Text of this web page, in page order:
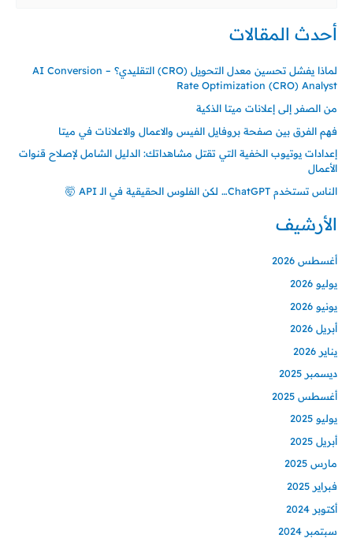
أحدث المقالات
لماذا يفشل تحسين معدل التحويل (CRO) التقليدي؟ – AI Conversion
Rate Optimization (CRO) Analyst
من الصفر إلى إعلانات ميتا الذكية
فهم الفرق بين صفحة بروفايل الفيس والاعمال والاعلانات في ميتا
إعدادات يوتيوب الخفية التي تقتل مشاهداتك: الدليل الشامل لإصلاح قنوات
الأعمال
الناس تستخدم ChatGPT… لكن الفلوس الحقيقية في الـ API 🤯
الأرشيف
أغسطس 2026
يوليو 2026
يونيو 2026
أبريل 2026
يناير 2026
ديسمبر 2025
أغسطس 2025
يوليو 2025
أبريل 2025
مارس 2025
فبراير 2025
أكتوبر 2024
سبتمبر 2024